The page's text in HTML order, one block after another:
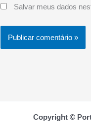
Salvar meus dados
Copyright ©